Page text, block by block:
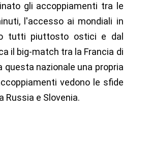
gli accoppiamenti tra le
l'accesso ai mondiali in
tutti piuttosto ostici e dal
il big-match tra la Francia di
questa nazionale una propria
vedono le sfide
Russia e Slovenia.